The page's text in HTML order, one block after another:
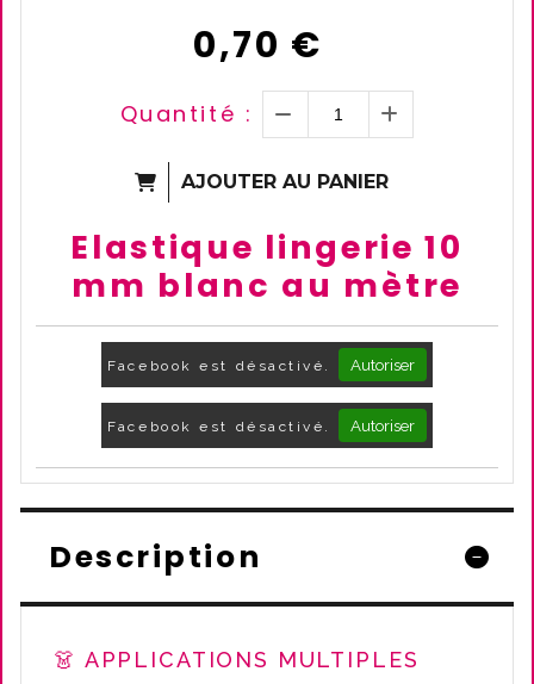
0,70 €
Quantité :
AJOUTER AU PANIER
Elastique lingerie 10
mm blanc au mètre
Facebook est désactivé. Autoriser
Facebook est désactivé. Autoriser
Description
👗 APPLICATIONS MULTIPLES